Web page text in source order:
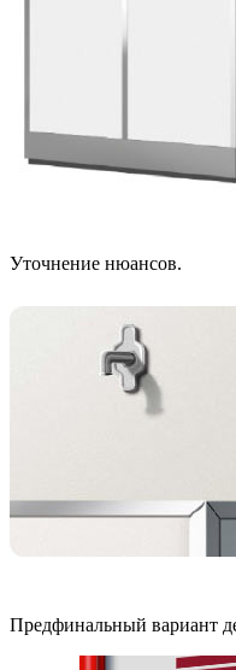
Уточнение нюансов.
Предфинальный вариант